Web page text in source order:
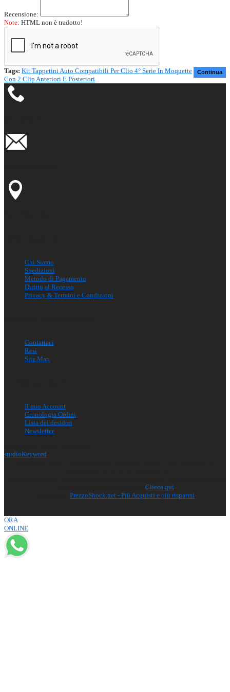
Recensione:
Note: HTML non è tradotto!
Continua
Tags: Kit Tappetini Auto Compatibili Per Clio 4° Serie In Moquette
Con 2 Clip Anteriori E Posteriori
Chi Siamo
Spedizioni
Metodo di Pagamento
Diritto al Recesso
Privacy & Termini e Condizioni
Contattaci
Resi
Site Map
Il mio Account
Cronologia Ordini
Lista dei desideri
Newsletter
studioKeyword
Clicca qui
PrezzoShock.net - Più Acquisti e più risparmi
ORA
ONLINE